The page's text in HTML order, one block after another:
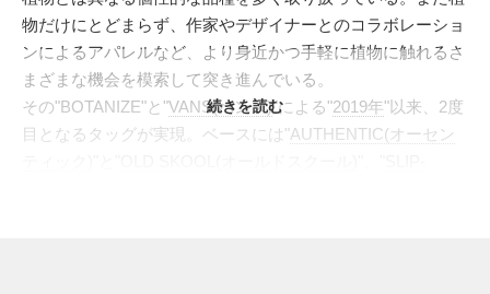
物だけにとどまらず、作家やデザイナーとのコラボレーショ
ンによるアパレルなど、より身近かつ手軽に植物に触れるさ
まざまな機会を模索して突き進んでいる。
その"BOTANIZE"と"VANS(バンズ)"による"2019年"以来、2度
目となるタッグが実現。ベースには"AUTHENTIC(オーセン
続きを読む